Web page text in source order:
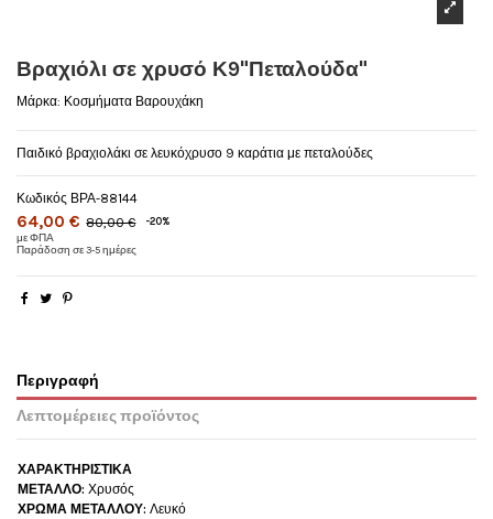
Βραχιόλι σε χρυσό Κ9"Πεταλούδα"
Μάρκα: Κοσμήματα Βαρουχάκη
Παιδικό βραχιολάκι σε λευκόχρυσο 9 καράτια με πεταλούδες
Κωδικός ΒΡΑ-88144
64,00 € 80,00 € -20%
με ΦΠΑ
Παράδοση σε 3-5 ημέρες
Περιγραφή
Λεπτομέρειες προϊόντος
ΧΑΡΑΚΤΗΡΙΣΤΙΚΑ
ΜΕΤΑΛΛΟ: Χρυσός
ΧΡΩΜΑ ΜΕΤΑΛΛΟΥ: Λευκό